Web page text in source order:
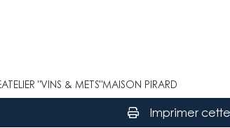
ATELIER "VINS & METS"MAISON PIRARD
Imprimer